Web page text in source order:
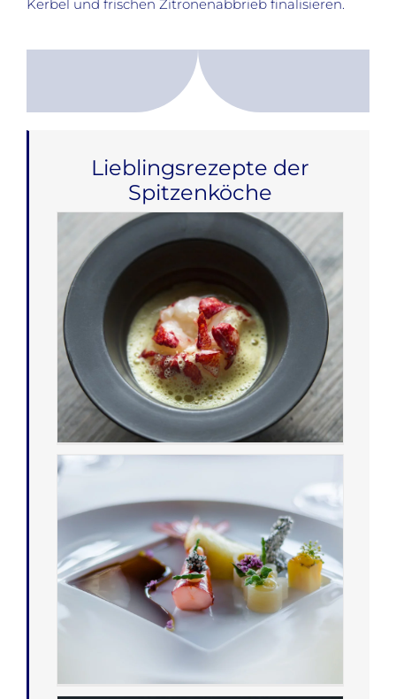
Kerbel und frischen Zitronenabbrieb finalisieren.
Lieblingsrezepte der
Spitzenköche